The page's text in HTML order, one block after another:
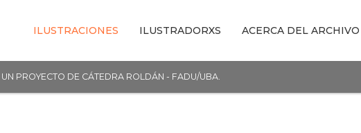
ILUSTRACIONES ILUSTRADORXS ACERCA DEL ARCHIVO
PROYECTO DE CÁTEDRA ROLDÁN - FADU/UBA.